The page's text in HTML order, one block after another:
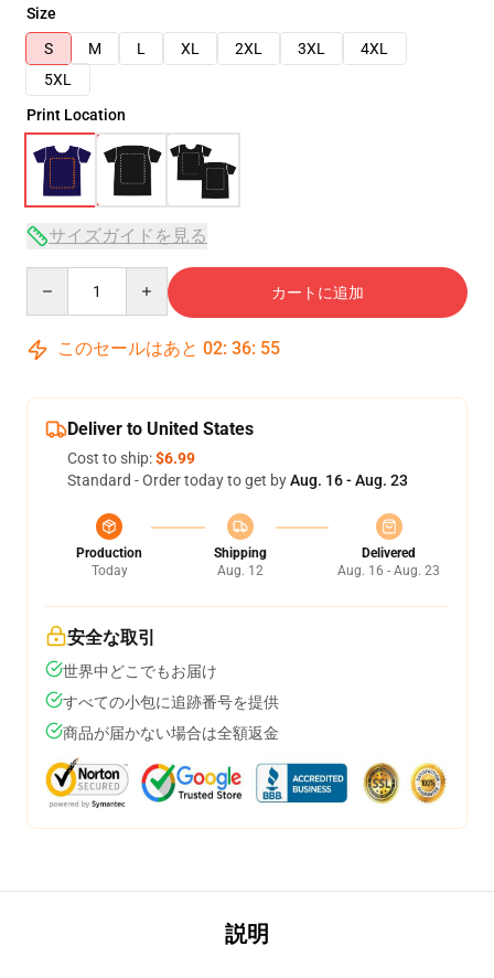
Size
S
M L XL 2XL 3XL
4XL
5XL
Print Location
サイズガイドを見る
カートに追加
このセールはあと 02: 36: 54
Deliver to United States
Cost to ship:$6.99
Standard - Order today to get byAug. 16 - Aug. 23
Production
Today
Shipping
Aug. 12
Delivered
Aug. 16 - Aug. 23
安全な取引
世界中どこでもお届け
すべての小包に追跡番号を提供
商品が届かない場合は全額返金
説明